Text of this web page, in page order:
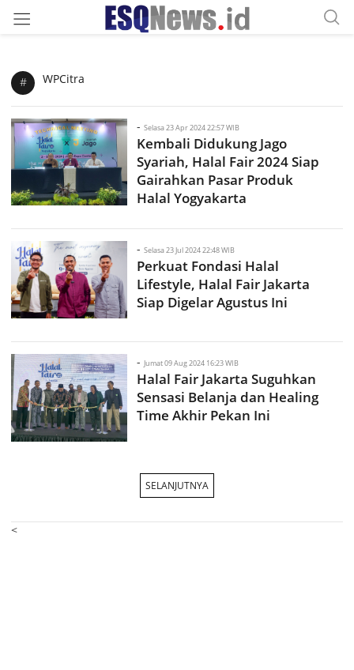
# WPCitra
- Selasa 23 Apr 2024 22:57 WIB
Kembali Didukung Jago
Syariah, Halal Fair 2024 Siap
Gairahkan Pasar Produk
Halal Yogyakarta
- Selasa 23 Jul 2024 22:48 WIB
Perkuat Fondasi Halal
Lifestyle, Halal Fair Jakarta
Siap Digelar Agustus Ini
- Jumat 09 Aug 2024 16:23 WIB
Halal Fair Jakarta Suguhkan
Sensasi Belanja dan Healing
Time Akhir Pekan Ini
SELANJUTNYA
<